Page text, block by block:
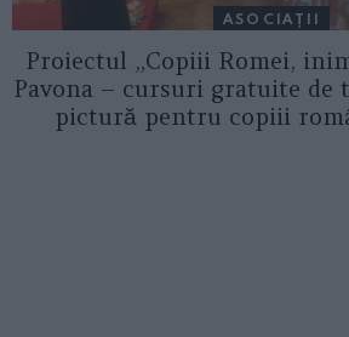
ASOCIAŢII
Proiectul „Copiii Romei,
Pavona – cursuri gratuite de
pictură pentru copiii